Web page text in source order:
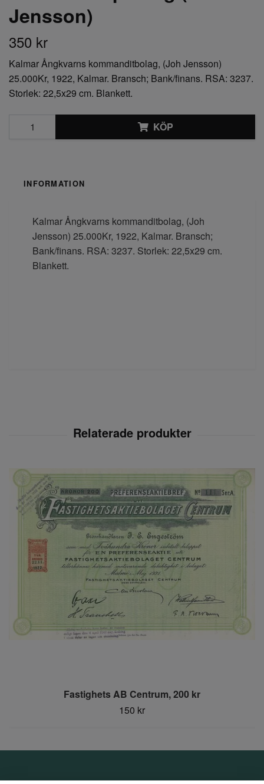
Jensson)
350 kr
Kalmar Ångkvarns kommanditbolag, (Joh Jensson)
25.000Kr, 1922, Kalmar. Bransch; Bank/finans. RSA: 3237.
Storlek: 22,5x29 cm. Blankett.
KÖP
INFORMATION
Kalmar Ångkvarns kommanditbolag, (Joh
Jensson) 25.000Kr, 1922, Kalmar. Bransch;
Bank/finans. RSA: 3237. Storlek: 22,5x29 cm.
Blankett.
Fastighets AB Centrum, 200 kr
150 kr